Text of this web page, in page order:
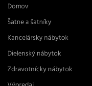
Domov
Šatne a šatníky
Kancelársky nábytok
Dielenský nábytok
Zdravotnícky nábytok